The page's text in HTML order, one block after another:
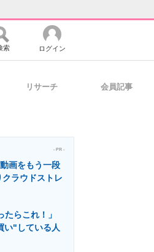
がよく分かる
索 ログイン
リサーチ 会員記事
- PR -
画をもう一段
ラウドストレ
たらこれ！」
い"している人